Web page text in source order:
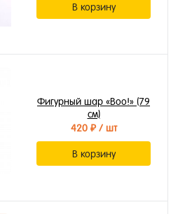
В корзину
Фигурный шар «Воо!» (79
см)
420 ₽/ шт
В корзину